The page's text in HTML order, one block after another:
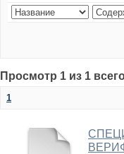
Просмотр 1 из 1
1